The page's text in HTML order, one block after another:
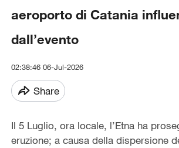
aeroporto di Catania
dall’evento
02:38:46 06-Jul-2026
Share
Il 5 Luglio, ora locale, l’Etna ha
eruzione; a causa della dispersione